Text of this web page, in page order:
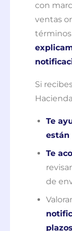
con
ventas
términos
Si
Te
están
Te
de
plazos